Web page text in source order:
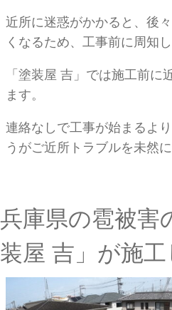
近所に迷惑がかかると、後
くなるため、工事前に周知
「塗装屋 吉」では施工前に
ます。
連絡なしで工事が始まるよ
うがご近所トラブルを未然
兵庫県の雹被害
装屋 吉」が施工